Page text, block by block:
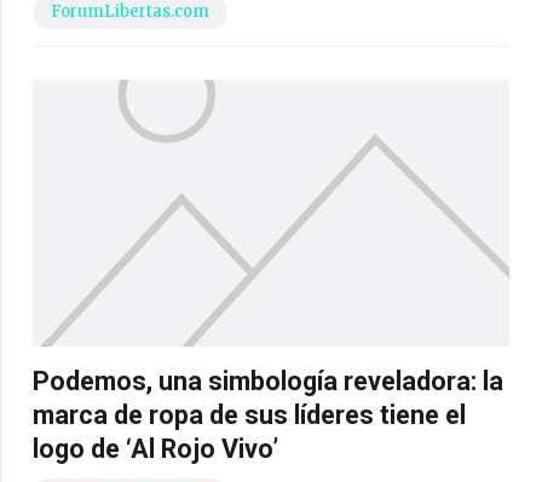
ForumLibertas.com
Podemos, una simbología reveladora: la
marca de ropa de sus líderes tiene el
logo de ‘Al Rojo Vivo’